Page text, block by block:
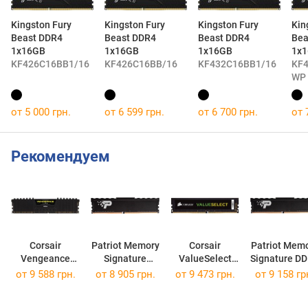
Kingston Fury
Beast DDR4
1x16GB
KF426C16BB1/16
Kingston Fury
Beast DDR4
1x16GB
KF426C16BB/16
Kingston Fury
Beast DDR4
1x16GB
KF432C16BB1/16
WP
от 5 000 грн. от 6 599 грн. от 6 700 грн. от
Рекомендуем
Corsair
Vengeance
LPX DDR4
Patriot Memory
Signature
Premium
Corsair
ValueSelect
DDR4 1x16GB
Patriot
Signature
1x16GB
от 9 588 грн. от 8 905 грн. от 9 473 грн. от 9 158